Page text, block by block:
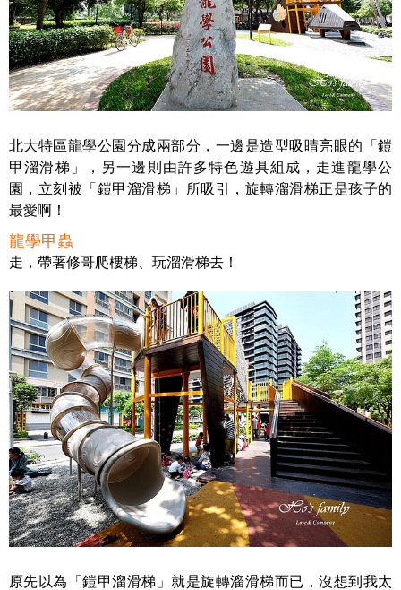
北大特區龍學公園分成兩部分，一邊是造型吸睛亮眼的「鎧
甲溜滑梯」，另一邊則由許多特色遊具組成，走進龍學公
園，立刻被「鎧甲溜滑梯」所吸引，旋轉溜滑梯正是孩子的
最愛啊！
龍學甲蟲
走，帶著修哥爬樓梯、玩溜滑梯去！
原先以為「鎧甲溜滑梯」就是旋轉溜滑梯而已，沒想到我太